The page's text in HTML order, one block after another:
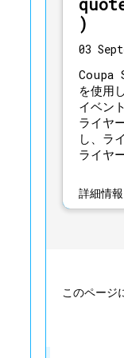
)
03
Coupa
を使用
イベン
ライヤ
し、ラ
ライヤ
詳細情報
このページ